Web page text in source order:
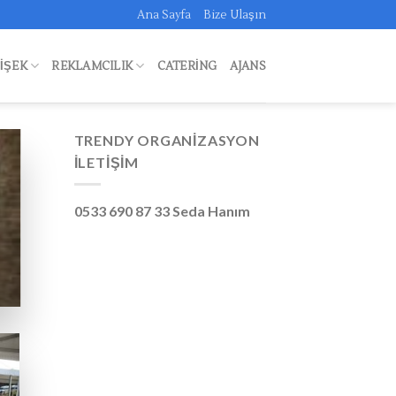
Ana Sayfa Bize Ulaşın
REKLAMCILIK CATERING AJANS
TRENDY ORGANIZASYON
İLETIŞIM
0533 690 87 33 Seda Hanım